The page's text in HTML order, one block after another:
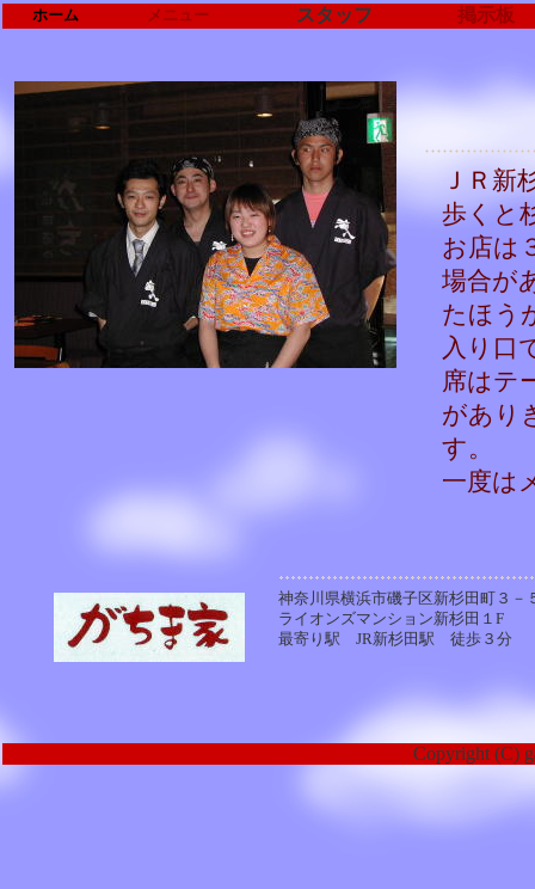
ホーム メニュー スタッフ 掲示板
ＪＲ新
歩くと
お店は
場合が
たほう
入り口
席はテ
があり
す。
一度は
神奈川県横浜市磯子区新杉田町３－
ライオンズマンション新杉田１F
最寄り駅 JR新杉田駅 徒歩３分
Copyright (C)